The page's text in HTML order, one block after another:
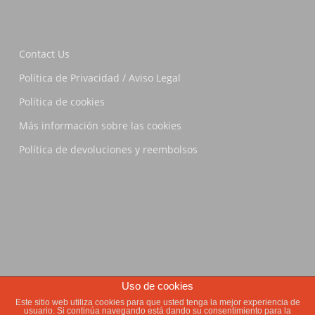
Contact Us
Política de Privacidad / Aviso Legal
Política de cookies
Más información sobre las cookies
Política de devoluciones y reembolsos
© 2026 La Pirata Brewing.
Uso de cookies
Este sitio web utiliza cookies para que usted tenga la mejor experiencia de
usuario. Si continúa navegando está dando su consentimiento para la